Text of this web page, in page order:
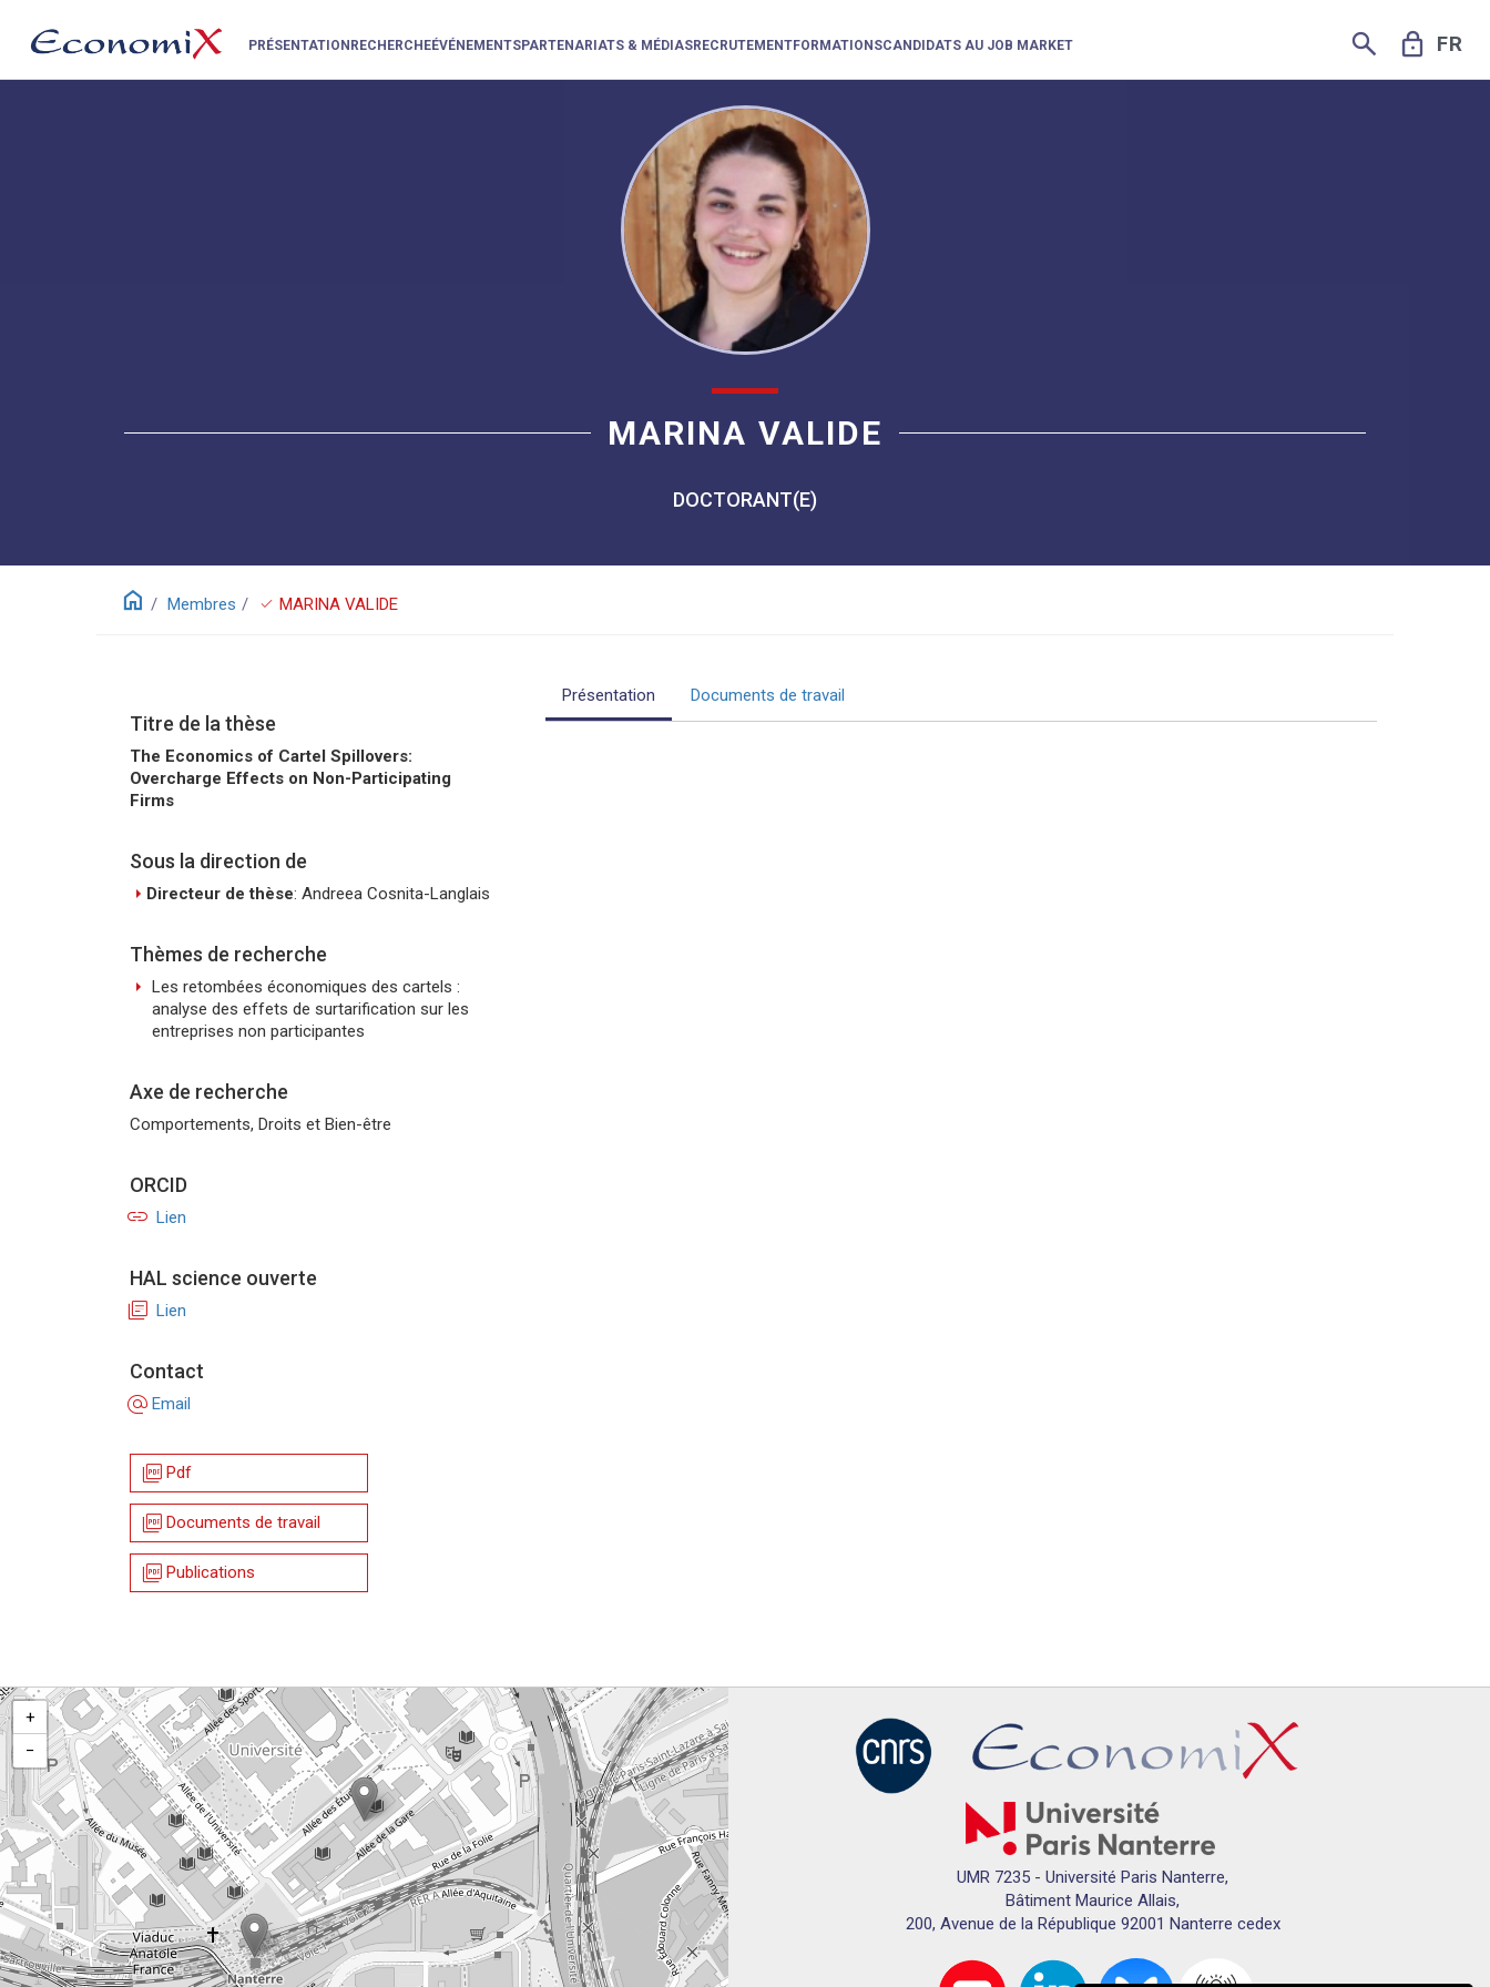
PRÉSENTATIONRECHERCHEÉVÉNEMENTSPARTENARIATS & MÉDIASRECRUTEMENTFORMATIONSCANDIDATS AU JOB MARKET SEARCH LOCK FR
MARINA VALIDE
DOCTORANT(E)
home Membres check MARINA VALIDE
Titre de la thèse
The Economics of Cartel Spillovers:
Overcharge Effects on Non-Participating
Firms
Sous la direction de
arrow_rightDirecteur de thèse: Andreea Cosnita-Langlais
Thèmes de recherche
arrow_right Les retombées économiques des cartels :
analyse des effets de surtarification sur les
entreprises non participantes
Axe de recherche
Comportements, Droits et Bien-être
ORCID
link Lien
HAL science ouverte
library_books Lien
Contact
alternate_email Email
picture_as_pdf Pdf
picture_as_pdf Documents de travail
picture_as_pdf Publications
Présentation Documents de travail
+
−
UMR 7235 - Université Paris Nanterre,
Bâtiment Maurice Allais,
200, Avenue de la République 92001 Nanterre cedex